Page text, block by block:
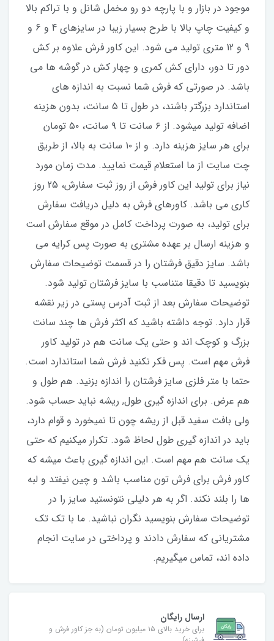
موجود در بازار و با پارچه دو رو مخمل شانل و با تراکم بالا
و کیفیت چاپ بالا با طرح بسیار زیبا در سایزهای 4 و 6 و
9 و 12 متری تولید می شود. این کاور فرش علاوه بر کش
دور تا دور، دارای کش کمری و چهار کش در گوشه ها می
باشد. در صورتی که فرش شما نسبت به اندازه های
استاندارد بزرگتر باشند، در طول تا ۵ سانت، بدون هزینه
اضافه تولید میشود. از ۶ سانت تا ۹ سانت، ۵۰ تومان
برای هر سایز هزینه دارد. و از ۱۰ سانت به بالا، از طریق
چت سایت از ما استعلام قیمت نمایید. مدت زمان مورد
نیاز برای تولید این کاور فرش از روز ثبت سفارش، 25 روز
کاری می باشد. کاورهای فرش به دلیل دریافت سفارش
برای تولید، به صورت پرداخت کامل در موقع سفارش است
و هزینه ارسال بر عهده مشتری به صورت پس کرایه می
باشد. سایز دقیق فرشتان را در قسمت توضیحات سفارش
بنویسید تا دقیقا متناسب با سایز فرشتان تولید شود.
توضیحات سفارش بعد از ثبت آدرس پستی در زیر نقشه
قرار دارد. توجه داشته باشید که اکثر فرش ها چند سانت
بزرگ و کوچک اند و حتی یک سانت هم در تولید کاور
فرش مهم است. پس فکر نکنید فرش شما استاندارد است.
حتما با متر فلزی سایز فرشتان را اندازه بزنید. هم طول و
هم عرض. برای اندازه گیری طول, ریشه نباید حساب شود.
ولی بافت سفید قبل از ریشه چون تا نمیخورد و قوام دارد،
باید در اندازه گیری طول لحاظ شود. تکرار میکنیم که حتی
یک سانت هم مهم است. این اندازه گیری باعث میشه که
کاور فرش برای فرش تون مناسب باشد و چین نیفتد و لبه
ها را بلند نکند. اگر به هر دلیلی نتونستید سایز را در
توضیحات سفارش بنویسید نگران نباشید. ما با تک تک
مشتریانی که سفارش دادند و پرداختی در سایت انجام
داده اند، تماس میگیریم.
ارسال رایگان
برای خرید بالای ۱۵ میلیون تومان (به جز کاور فرش و